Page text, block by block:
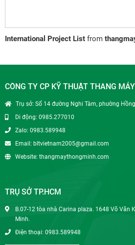
International Project List from
CÔNG TY CP KỸ THUẬT THANG
Trụ sở: Số 14 đường Nghi Tàm, phường
Di động: 0985.277010
Zalo: 0983.589948
Email: bltvietnam2005@gmail.com
Website: thangmaythongminh.com
TRỤ SỞ TP.HCM
B.07-12 tòa nhà Carina plaza. 1648 Võ Văn
Minh.
Điện thoại: 0983.589948